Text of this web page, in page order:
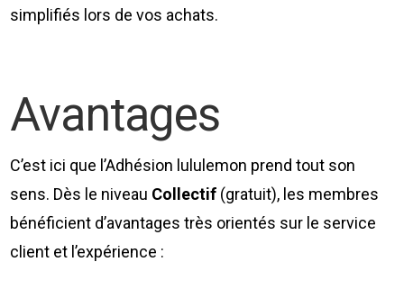
simplifiés lors de vos achats.
Avantages
C’est ici que l’Adhésion lululemon prend tout son
sens. Dès le niveau Collectif (gratuit), les membres
bénéficient d’avantages très orientés sur le service
client et l’expérience :